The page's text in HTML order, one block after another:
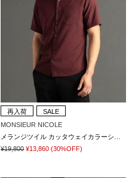
再入荷
SALE
MONSIEUR NICOLE
¥19,800 ¥13,860 (30%OFF)